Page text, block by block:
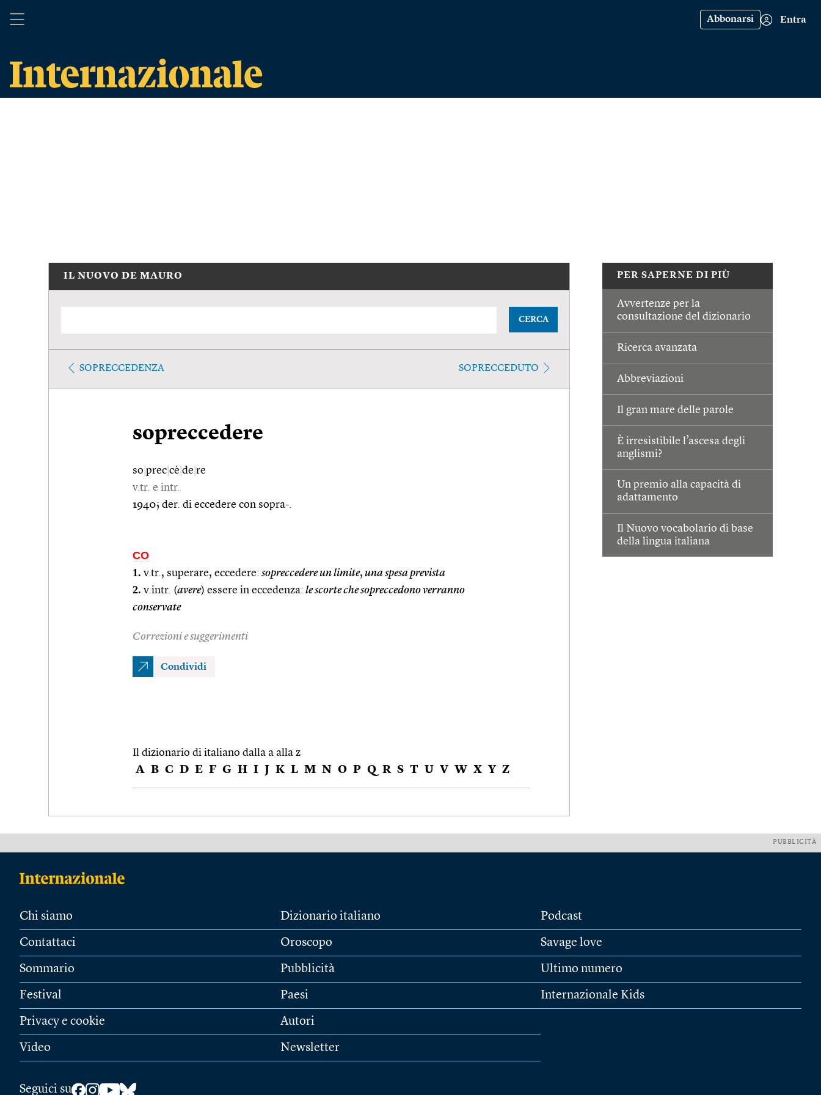
Abbonarsi Entra
PER SAPERNE DI PIÙ
Avvertenze per la
consultazione del dizionario
Ricerca avanzata
Abbreviazioni
Il gran mare delle parole
È irresistibile l’ascesa degli
anglismi?
Un premio alla capacità di
adattamento
Il Nuovo vocabolario di base
della lingua italiana
IL NUOVO DE MAURO
CERCA
SOPRECCEDENZA SOPRECCEDUTO
sopreccedere
so prec cè de re
v.tr. e intr.
1940; der. di eccedere con sopra-.
CO
1. v.tr., superare, eccedere: sopreccedere un limite, una spesa prevista
2. v.intr. (avere) essere in eccedenza: le scorte che sopreccedono verranno
conservate
Correzioni e suggerimenti
Condividi
Il dizionario di italiano dalla a alla z
A B C D E F G H I J K L M N O P Q R S T U V W X Y Z
PUBBLICITÀ
Chi siamo
Contattaci
Sommario
Festival
Privacy e cookie
Video
Dizionario italiano
Oroscopo
Pubblicità
Paesi
Autori
Newsletter
Podcast
Savage love
Ultimo numero
Internazionale Kids
Seguici su